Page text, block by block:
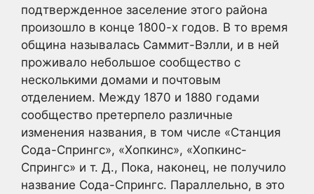
подтвержденное заселение этого района
произошло в конце 1800-х годов. В то время
община называлась Саммит-Вэлли, и в ней
проживало небольшое сообщество с
несколькими домами и почтовым
отделением. Между 1870 и 1880 годами
сообщество претерпело различные
изменения названия, в том числе «Станция
Сода-Спрингс», «Хопкинс», «Хопкинс-
Спрингс» и т. Д., Пока, наконец, не получило
название Сода-Спрингс. Параллельно, в это